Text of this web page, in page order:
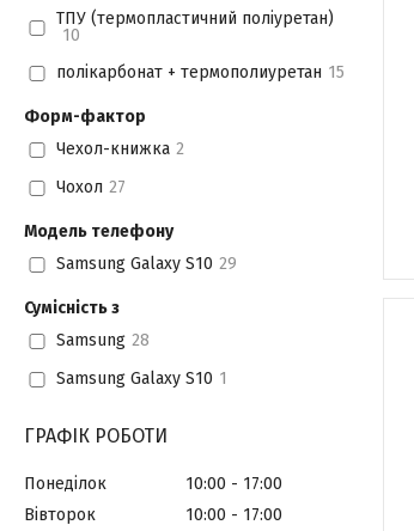
ТПУ (термопластичний поліуретан)
10
полікарбонат + термополиуретан 15
Форм-фактор
Чехол-книжка 2
Чохол 27
Модель телефону
Samsung Galaxy S10 29
Сумісність з
Samsung 28
Samsung Galaxy S10 1
ГРАФІК РОБОТИ
Понеділок 10:00
17:00
Вівторок
10:00
17:00